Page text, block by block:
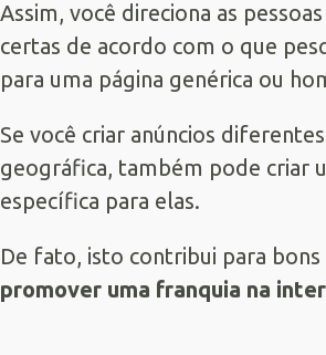
Assim, você direciona as
certas de acordo com o que
para uma página genérica ou
Se você criar anúncios
geográfica, também pode criar
específica para elas.
De fato, isto contribui para
promover uma franquia na